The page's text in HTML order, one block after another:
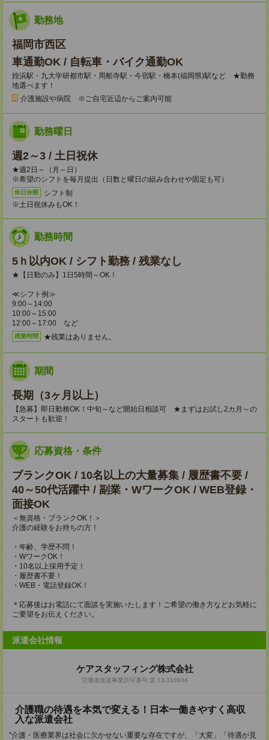
勤務地
福岡市西区
車通勤OK / 自転車・バイク通勤OK
姪浜駅・九大学研都市駅・周船寺駅・今宿駅・橋本(福岡県)駅など ★勤務
地選べます！
介護施設や病院 ※ご自宅近辺からご案内可能
勤務曜日
週2～3 / 土日祝休
★週2日～（月～日）
※希望のシフトを毎月提出（日数と曜日の組み合わせや固定も可）
休日休暇
シフト制
※土日祝休みもOK！
勤務時間
5ｈ以内OK / シフト勤務 / 残業なし
★【日勤のみ】1日5時間～OK！
≪シフト例≫
9:00～14:00
10:00～15:00
12:00～17:00 など
残業時間 ★残業はありません。
期間
長期（3ヶ月以上）
【急募】即日勤務OK！中旬～など開始日相談可 ★まずはお試し2カ月～の
スタートも歓迎！
応募資格・条件
ブランクOK / 10名以上の大量募集 / 履歴書不要 /
40～50代活躍中 / 副業・WワークOK / WEB登録・
面接OK
＜無資格・ブランクOK！＞
介護の経験をお持ちの方！
・年齢、学歴不問！
・WワークOK！
・10名以上採用予定！
・履歴書不要！
・WEB・電話登録OK！
＊応募後はお電話にて面談を実施いたします！ご希望の働き方などお気軽に
ご要望をお伝えください。
派遣会社情報
ケアスタッフィング株式会社
労働者派遣事業許可番号:派 13-316934
介護職の待遇を本気で変える！日本一働きやすく高収
入な派遣会社
"介護・医療業界は社会に欠かせない重要な存在ですが、「大変」「待遇が見